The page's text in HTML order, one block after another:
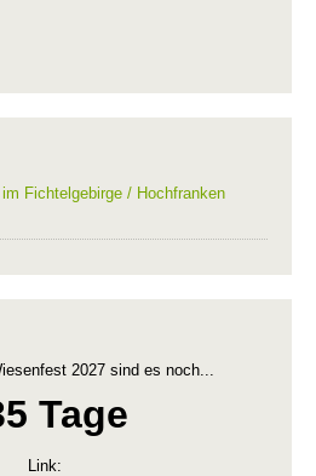
Fichtelgebirge / Hochfranken
2027 sind es noch...
Tage
Link: